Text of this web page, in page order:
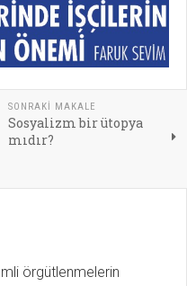
SONRAKI MAKALE
Sosyalizm bir ütopya
mıdır?
örgütlenmelerin